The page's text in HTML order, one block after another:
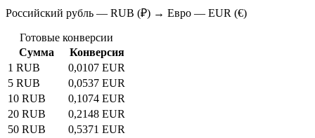
Российский рубль — RUB (₽) → Евро — EUR (€)
Готовые конверсии
Сумма
Конверсия
1 RUB
0,0107 EUR
5 RUB
0,0537 EUR
10 RUB
0,1074 EUR
20 RUB
0,2148 EUR
50 RUB
0,5371 EUR